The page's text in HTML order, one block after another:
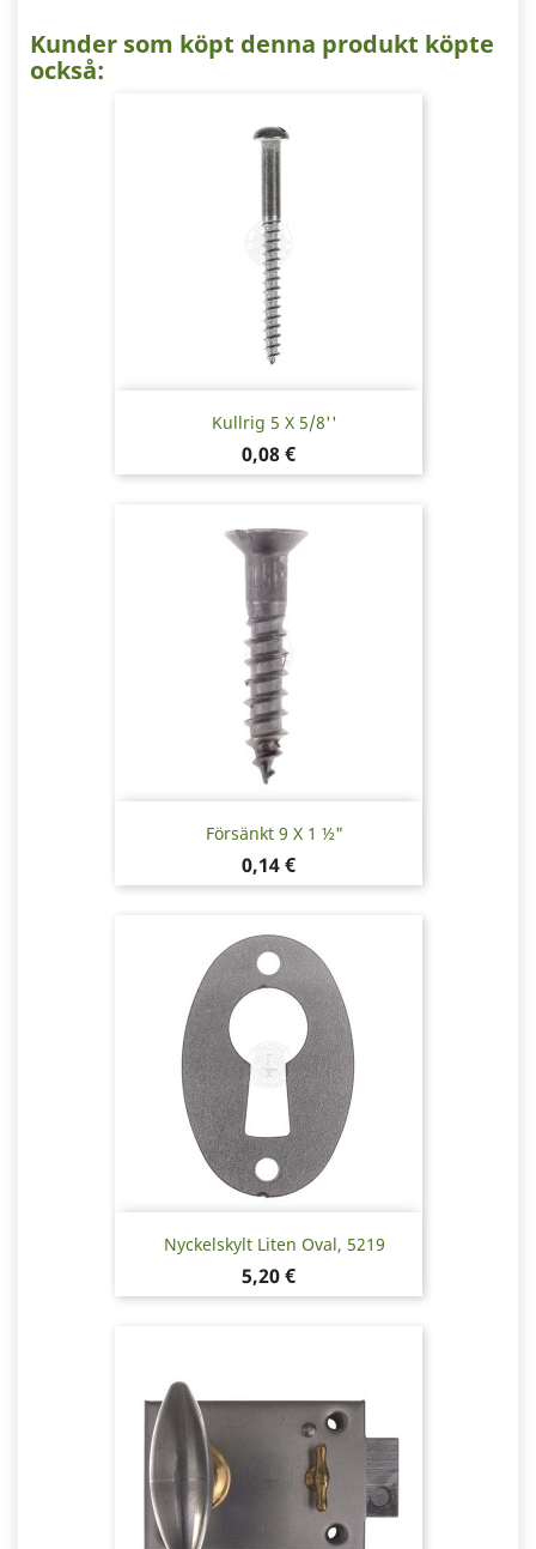
Kunder som köpt denna produkt köpte
också:
Kullrig 5 X 5/8''
Pris
0,08 €
Försänkt 9 X 1 ½"
Pris
0,14 €
Nyckelskylt Liten Oval, 5219
Pris
5,20 €